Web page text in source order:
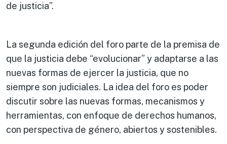
de justicia”.
La segunda edición del foro parte de la premisa de
que la justicia debe “evolucionar” y adaptarse a las
nuevas formas de ejercer la justicia, que no
siempre son judiciales. La idea del foro es poder
discutir sobre las nuevas formas, mecanismos y
herramientas, con enfoque de derechos humanos,
con perspectiva de género, abiertos y sostenibles.